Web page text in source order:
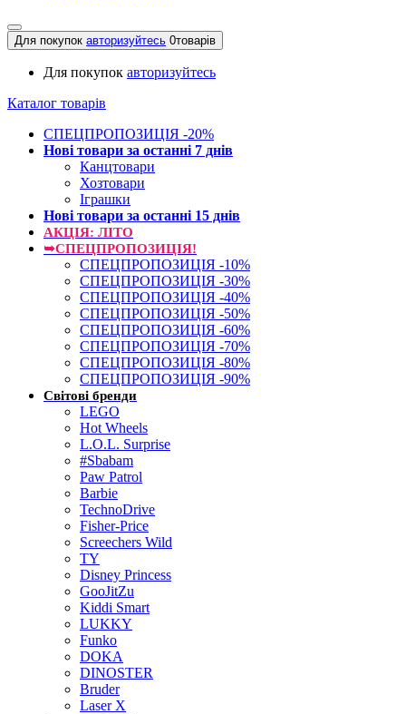
Для покупок авторизуйтесь 0товарів
Для покупок авторизуйтесь
Каталог товарів
СПЕЦПРОПОЗИЦІЯ -20%
Нові товари за останнi 7 днiв
Канцтовари
Хозтовари
Іграшки
Нові товари за останнi 15 днiв
АКЦІЯ: ЛІТО
➥СПЕЦПРОПОЗИЦІЯ!
СПЕЦПРОПОЗИЦІЯ -10%
СПЕЦПРОПОЗИЦІЯ -30%
СПЕЦПРОПОЗИЦІЯ -40%
СПЕЦПРОПОЗИЦІЯ -50%
СПЕЦПРОПОЗИЦІЯ -60%
СПЕЦПРОПОЗИЦІЯ -70%
СПЕЦПРОПОЗИЦІЯ -80%
СПЕЦПРОПОЗИЦІЯ -90%
Світові бренди
LEGO
Hot Wheels
L.O.L. Surprise
#Sbabam
Paw Patrol
Barbie
TechnoDrive
Fisher-Price
Screechers Wild
TY
Disney Princess
GooJitZu
Kiddi Smart
LUKKY
Funko
DOKA
DINOSTER
Bruder
Laser X